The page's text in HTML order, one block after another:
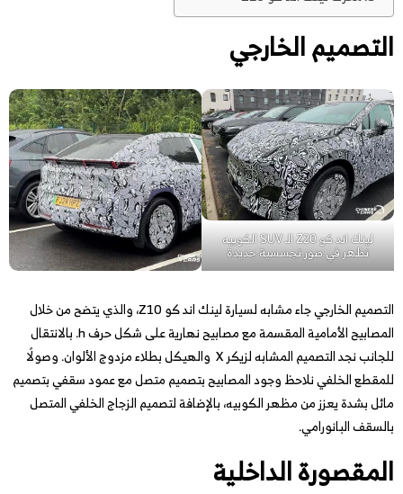
التصميم الخارجي
لينك اند كو Z20 الـ SUV الكوبيه
تظهر في صور تجسسية جديدة
التصميم الخارجي جاء مشابه لسيارة لينك اند كو Z10، والذي يتضح من خلال
المصابيح الأمامية المقسمة مع مصابيح نهارية على شكل حرف h. بالانتقال
للجانب نجد التصميم المشابه لزيكر X والهيكل بطلاء مزدوج الألوان. وصولًا
للمقطع الخلفي نلاحظ وجود المصابيح بتصميم متصل مع عمود سقفي بتصميم
مائل بشدة يعزز من مظهر الكوبيه، بالإضافة لتصميم الزجاج الخلفي المتصل
بالسقف البانورامي.
المقصورة الداخلية